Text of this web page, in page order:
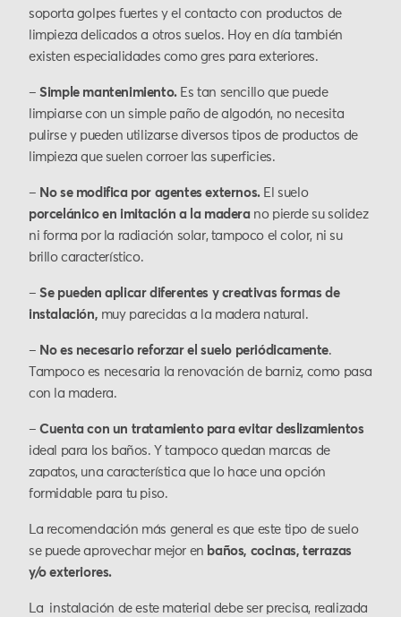
soporta golpes fuertes y el contacto con productos de
limpieza delicados a otros suelos. Hoy en día también
existen especialidades como gres para exteriores.
–Simple mantenimiento. Es tan sencillo que puede
limpiarse con un simple paño de algodón, no necesita
pulirse y pueden utilizarse diversos tipos de productos de
limpieza que suelen corroer las superficies.
– No se modifica por agentes externos. El suelo
porcelánico en imitación a la maderano pierde su solidez
ni forma por la radiación solar, tampoco el color, ni su
brillo característico.
–Se pueden aplicar diferentes y creativas formas de
instalación, muy parecidas a la madera natural.
– No es necesario reforzar el suelo periódicamente.
Tampoco es necesaria la renovación de barniz, como pasa
con la madera.
–Cuenta con un tratamiento para evitar deslizamientos
ideal para los baños. Y tampoco quedan marcas de
zapatos, una característica que lo hace una opción
formidable para tu piso.
La recomendación más general es que este tipo de suelo
se puede aprovechar mejor en baños, cocinas, terrazas
y/o exteriores.
La instalación de este material debe ser precisa, realizada